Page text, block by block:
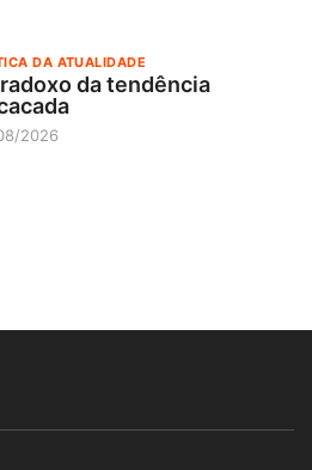
DA ATUALIDADE
da tendência
2026